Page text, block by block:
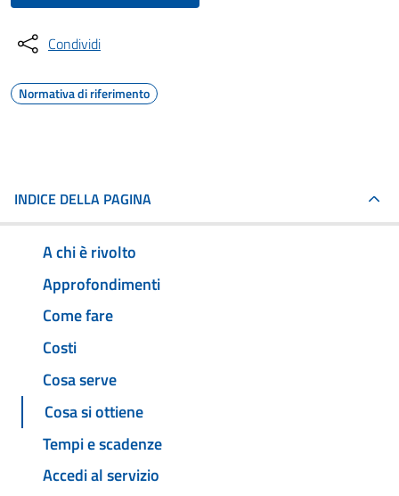
Condividi
Normativa di riferimento
INDICE DELLA PAGINA
A chi è rivolto
Approfondimenti
Come fare
Costi
Cosa serve
Cosa si ottiene
Tempi e scadenze
Accedi al servizio